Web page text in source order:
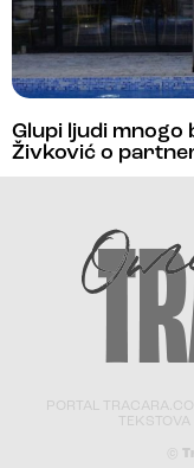
Glupi ljudi
Živković o
PORTAL
©